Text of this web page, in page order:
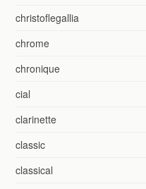
christoflegallia
chrome
chronique
cial
clarinette
classic
classical